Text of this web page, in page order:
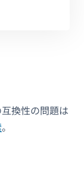
換性の問題は
。